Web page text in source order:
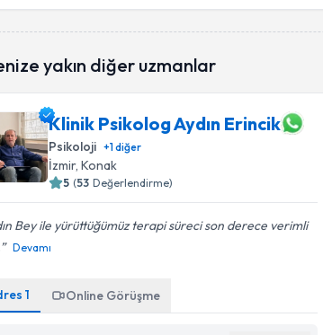
yakın diğer uzmanlar
Klinik Psikolog Aydın Erincik
Psikoloji +1diğer
İzmir, Konak
5 (53 Değerlendirme)
Bey ile yürüttüğümüz terapi süreci son derece verimli
Devamı
1 Online Görüşme